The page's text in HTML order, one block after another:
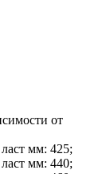
от
мм: 425;
мм: 440;